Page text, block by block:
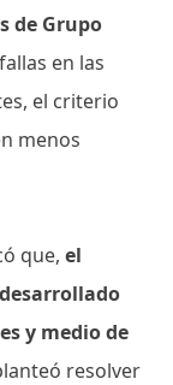
de Grupo
en las
el criterio
menos
que, el
y medio de
resolver